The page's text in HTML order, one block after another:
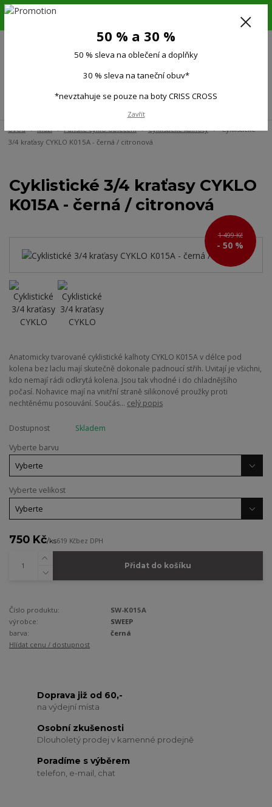
6.-16.8.26. DOVOLENÁ !!! 50 % SLEVA na všechno oblečení a doplňky !!!
(Po-Pá 9:00-15.00)
Úvod Muži Pánské cyklo oblečení Cyklistické kalhoty
Cyklistické
3/4 kraťasy CYKLO K015A - černá / citronová
Cyklistické 3/4 kraťasy CYKLO
K015A - černá / citronová
1 499 Kč
- 50 %
Anatomicky tvarované cyklistické kalhoty CYKLO K015A v délce pod
kolena bez laclu mají skutečně dokonale padnoucí střih. Uvitají je všichni,
kdo nemají rádi odkrytá kolena. Jsou tak vhodné i do chladnějšího
počasí. Nohavice mají na vnitřní straně silikonové proužky proti
nechtěnému posouvání. Součás... celý popis
Dostupnost
Skladem
Vyberte barvu
Vyberte velikost
750 Kč/ks619 Kčbez DPH
Přidat do košíku
Číslo produktu:
SW-K015A
výrobce:
SWEEP
barva:
černá
Hlídat cenu / dostupnost
Doprava již od 60,-
na výdejní místa
Osobní zkušenosti
Dlouholetý prodej v kamenné prodejně
Poradíme s výběrem
telefon, e-mail, chat
50 % a 30 %
50 % sleva na oblečení a doplňky
30 % sleva na taneční obuv*
*nevztahuje se pouze na boty CRISS CROSS
Zavřít